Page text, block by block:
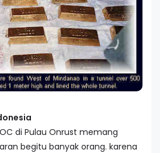
di Pulau Onrust memang
begitu banyak orang. karena